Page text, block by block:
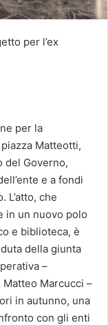
per l’ex
per la
Matteotti,
del Governo,
e a fondi
L’atto, che
in un nuovo polo
e biblioteca, è
della giunta
–
Marcucci –
in autunno, una
con gli enti